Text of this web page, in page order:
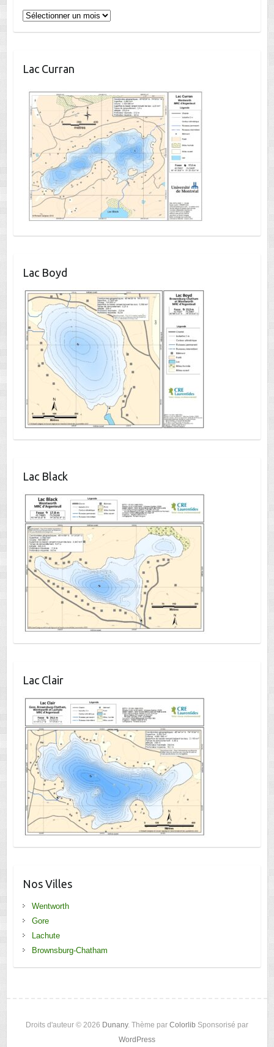
Archives
Lac Curran
Lac Boyd
Lac Black
Lac Clair
Nos Villes
Wentworth
Gore
Lachute
Brownsburg-Chatham
Droits d'auteur © 2026 Dunany. Thème par Colorlib Sponsorisé par
WordPress